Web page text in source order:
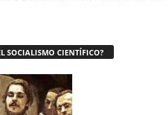
SOCIALISMO CIENTÍFICO?